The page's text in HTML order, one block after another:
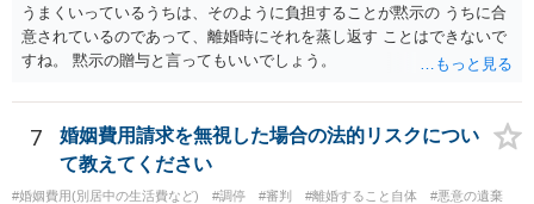
うまくいっているうちは、そのように負担することが黙示の うちに合
意されているのであって、離婚時にそれを蒸し返す ことはできないで
すね。 黙示の贈与と言ってもいいでしょう。
7
婚姻費用請求を無視した場合の法的リスクについ
て教えてください
#婚姻費用(別居中の生活費など) #調停 #審判 #離婚すること自体
#悪意の遺棄